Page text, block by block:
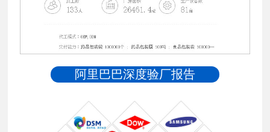
阿里巴巴深度验厂报告